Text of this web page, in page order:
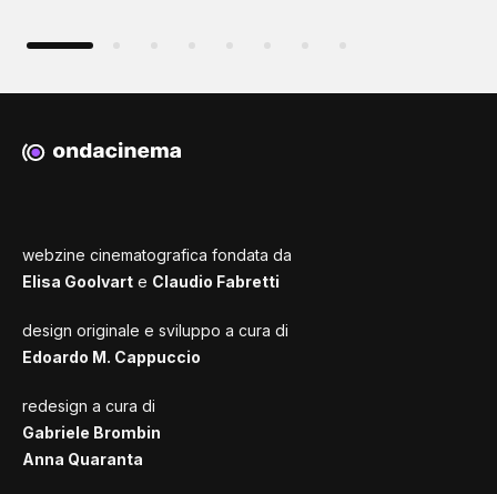
webzine cinematografica fondata da
Elisa Goolvart e Claudio Fabretti
design originale e sviluppo a cura di
Edoardo M. Cappuccio
redesign a cura di
Gabriele Brombin
Anna Quaranta